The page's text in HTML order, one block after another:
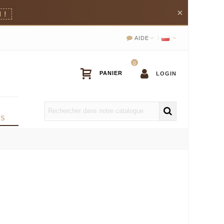
! ×
AIDE
0
LOGIN